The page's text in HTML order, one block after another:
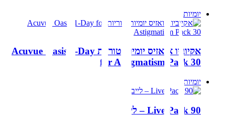
יומיות
אקיוביו אואזיס יומיות טוריות Acuvue Oasis 1-Day
for Astigmatism Pack 30
יומיות
Live Pack 90 – לייב